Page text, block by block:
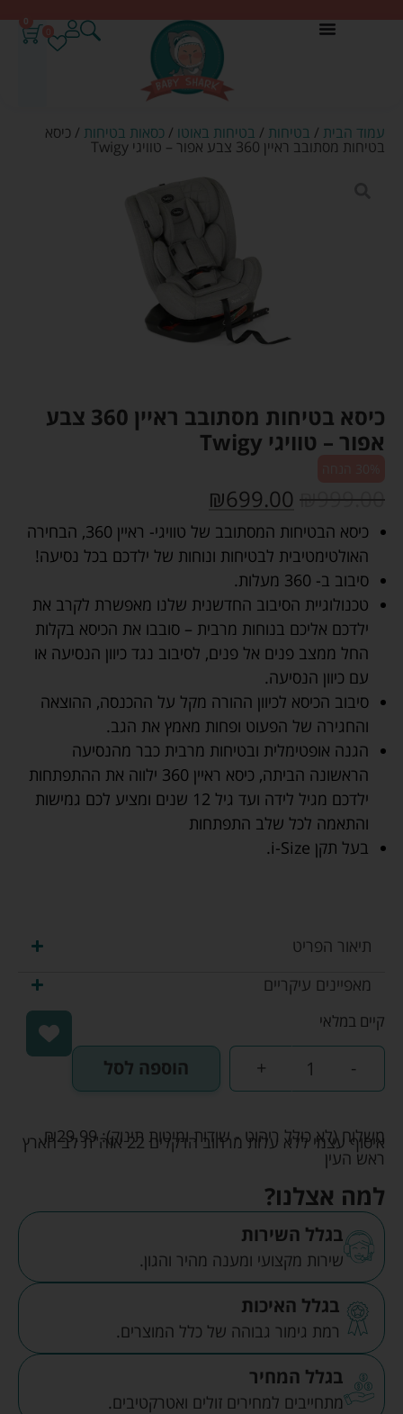
0
עמוד הבית / בטיחות / בטיחות באוטו /כסאות בטיחות / כיסא
בטיחות מסתובב ראיין 360 צבע אפור – טוויגי Twigy
כיסא בטיחות מסתובב ראיין 360 צבע
אפור – טוויגי Twigy
₪999.00
₪699.00
כיסא הבטיחות המסתובב של טוויגי- ראיין 360, הבחירה
האולטימטיבית לבטיחות ונוחות של ילדכם בכל נסיעה!
סיבוב ב- 360 מעלות.
טכנולוגיית הסיבוב החדשנית שלנו מאפשרת לקרב את
ילדכם אליכם בנוחות מרבית – סובבו את הכיסא בקלות
החל ממצב פנים אל פנים, לסיבוב נגד כיוון הנסיעה או
עם כיוון הנסיעה.
סיבוב הכיסא לכיוון ההורה מקל על ההכנסה, ההוצאה
והחגירה של הפעוט ופחות מאמץ את הגב.
הגנה אופטימלית ובטיחות מרבית כבר מהנסיעה
הראשונה הביתה, כיסא ראיין 360 ילווה את ההתפתחות
ילדכם מגיל לידה ועד גיל 12 שנים ומציע לכם גמישות
והתאמה לכל שלב התפתחות
בעל תקן i-Size.
תיאור הפריט
מאפיינים עיקריים
קיים במלאי
-
+ הוספה לסל
משלוח (לא כולל ריהוט - שידות ומיטות תינוק): ₪29.99
איסוף עצמי ללא עלות מרחוב הדקלים 22 אזה"ת לב הארץ
ראש העין
למה אצלנו?
בגלל השירות
שירות מקצועי ומענה מהיר והגון.
בגלל האיכות
רמת גימור גבוהה של כלל המוצרים.
בגלל המחיר
מתחייבים למחירים זולים ואטרקטיבים.